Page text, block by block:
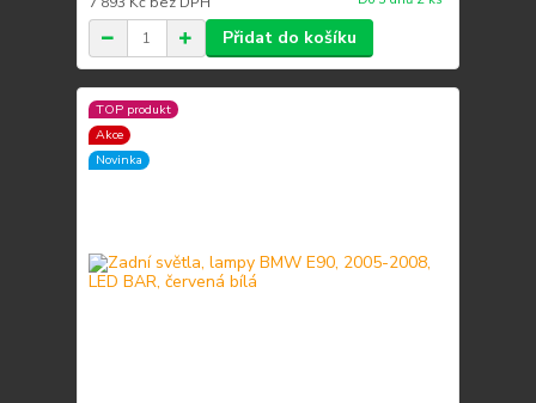
Přidat do košíku
TOP produkt
Akce
Novinka